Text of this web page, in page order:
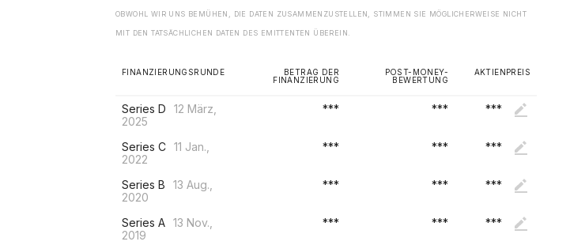
OBWOHL WIR UNS BEMÜHEN, DIE DATEN ZUSAMMENZUSTELLEN, STIMMEN SIE MÖGLICHERWEISE NICHT
MIT DEN TATSÄCHLICHEN DATEN DES EMITTENTEN ÜBEREIN.
FINANZIERUNGSRUNDE
BETRAG DER
FINANZIERUNG
POST-MONEY-
BEWERTUNG
AKTIENPREIS
Series D
12 März,
2025
*** *** ***
Series C 11 Jan.,
2022
*** *** ***
Series B
13 Aug.,
2020
*** *** ***
Series A 13 Nov.,
2019
*** *** ***